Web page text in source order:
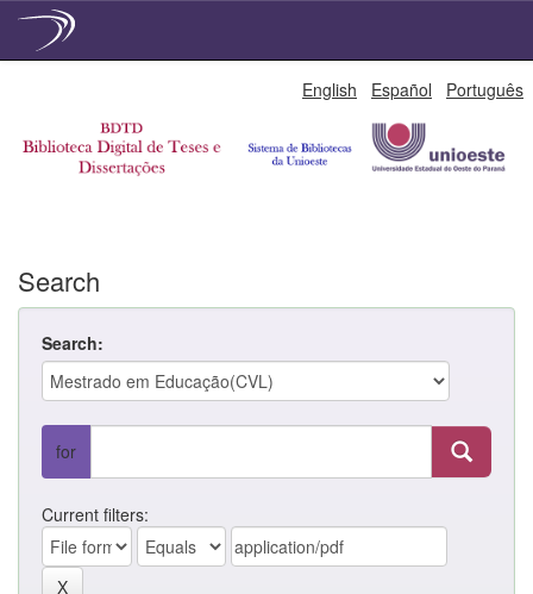
English Español Português
Search
Search:
for
Current filters: